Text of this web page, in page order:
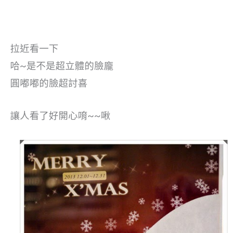
拉近看一下
哈~是不是超立體的臉龐
圓嘟嘟的臉超討喜
讓人看了好開心唷~~啾